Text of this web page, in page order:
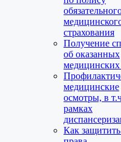
страхования
Получение
об оказанных
медицинских
медицинские
осмотры, в
рамках
Как